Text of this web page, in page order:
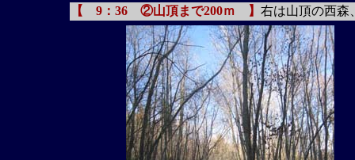
【 9：36 ②山頂まで200ｍ 】 右は山頂の西森